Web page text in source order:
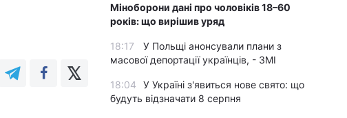
Міноборони дані про чоловіків 18–60
років: що вирішив уряд
18:17
У Польщі анонсували плани з
масової депортації українців, - ЗМІ
18:04
У Україні з'явиться нове свято: що
будуть відзначати 8 серпня